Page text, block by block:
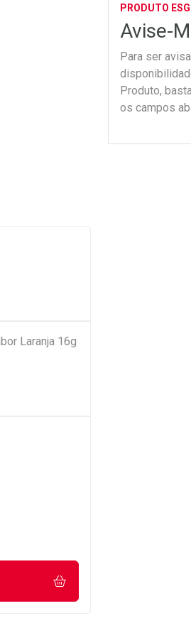
PRODUTO
Avise-
Para ser
Produto,
os campos
Laranja 16g